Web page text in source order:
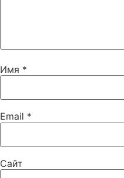
Имя *
Email *
Сайт